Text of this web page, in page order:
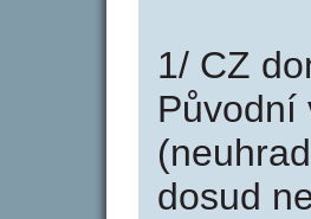
1/ CZ
Původní
dosud